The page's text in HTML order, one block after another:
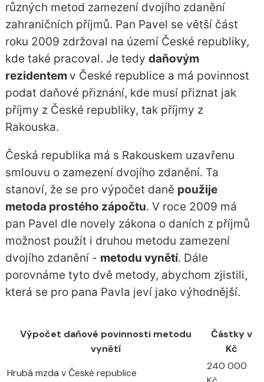
různých metod zamezení dvojího zdanění
zahraničních příjmů. Pan Pavel se větší část
roku 2009 zdržoval na území České republiky,
kde také pracoval. Je tedy daňovým
rezidentem v České republice a má povinnost
podat daňové přiznání, kde musí přiznat jak
příjmy z České republiky, tak příjmy z
Rakouska.
Česká republika má s Rakouskem uzavřenu
smlouvu o zamezení dvojího zdanění. Ta
stanoví, že se pro výpočet daně použije
metoda prostého zápočtu. V roce 2009 má
pan Pavel dle novely zákona o daních z příjmů
možnost použít i druhou metodu zamezení
dvojího zdanění - metodu vynětí. Dále
porovnáme tyto dvě metody, abychom zjistili,
která se pro pana Pavla jeví jako výhodnější.
Výpočet daňové povinnosti metodu
vynětí
Částky v
Kč
Hrubá mzda v České republice
240 000